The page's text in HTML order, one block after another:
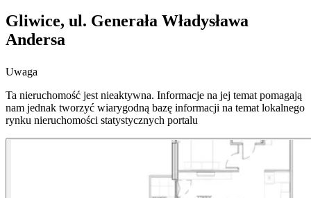
Gliwice, ul. Generała Władysława
Andersa
Uwaga
Ta nieruchomość jest nieaktywna. Informacje na jej temat pomagają
nam jednak tworzyć wiarygodną bazę informacji na temat lokalnego
rynku nieruchomości statystycznych portalu